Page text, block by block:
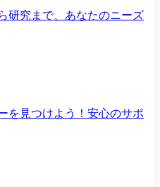
研究まで、あなたのニーズ
を見つけよう！安心のサポ